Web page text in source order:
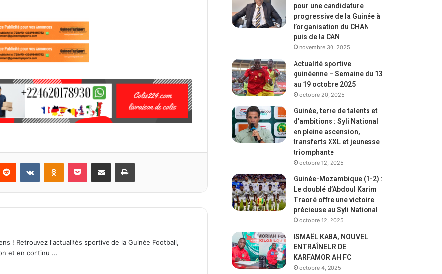
! Retrouvez l'actualités sportive de la Guinée Football,
et en continu ...
pour une candidature
progressive de la Guinée à
l’organisation du CHAN
puis de la CAN
novembre 30, 2025
Actualité sportive
guinéenne – Semaine du 13
au 19 octobre 2025
octobre 20, 2025
Guinée, terre de talents et
d’ambitions : Syli National
en pleine ascension,
transferts XXL et jeunesse
triomphante
octobre 12, 2025
Guinée-Mozambique (1-2) :
Le doublé d’Abdoul Karim
Traoré offre une victoire
précieuse au Syli National
octobre 12, 2025
ISMAËL KABA, NOUVEL
ENTRAÎNEUR DE
KARFAMORIAH FC
octobre 4, 2025